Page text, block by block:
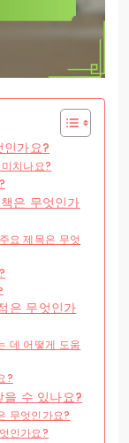
인가요?
치나요?
은 무엇인가
요 제목은 무엇
은 무엇인가
데 어떻게 도움
?
수 있나요?
무엇인가요?
인가요?